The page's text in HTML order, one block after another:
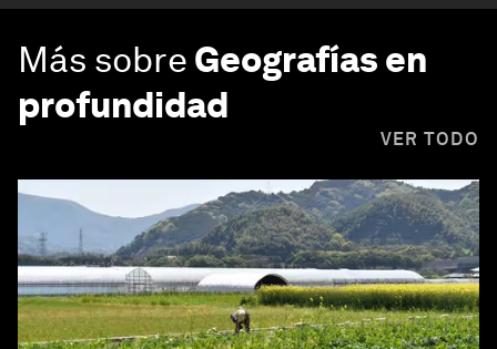
Más sobre Geografías en
profundidad
VER TODO